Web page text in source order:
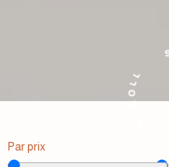
Par prix